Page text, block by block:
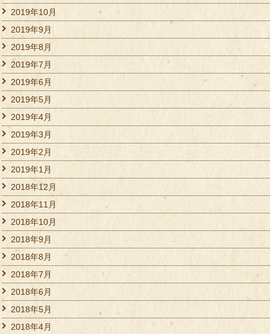
2019年10月
2019年9月
2019年8月
2019年7月
2019年6月
2019年5月
2019年4月
2019年3月
2019年2月
2019年1月
2018年12月
2018年11月
2018年10月
2018年9月
2018年8月
2018年7月
2018年6月
2018年5月
2018年4月